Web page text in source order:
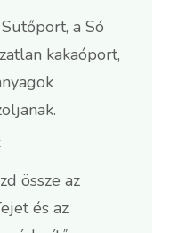
a Só
kakaóport,
össze az
és az